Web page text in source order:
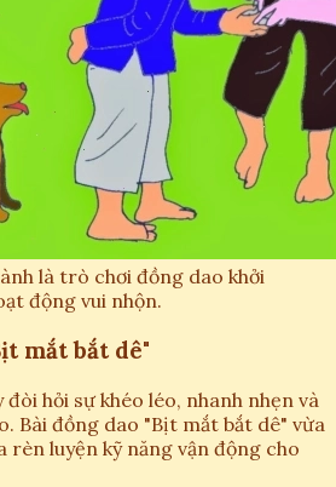
là trò chơi đồng dao khởi
động vui nhộn.
mắt bắt dê"
hỏi sự khéo léo, nhanh nhẹn và
Bài đồng dao "Bịt mắt bắt dê" vừa
luyện kỹ năng vận động cho